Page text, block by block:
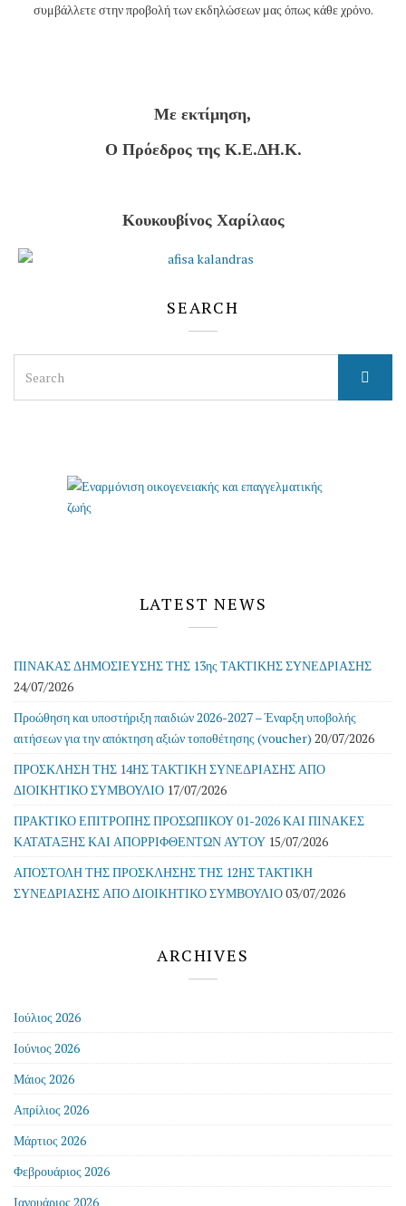
συμβάλλετε στην προβολή των εκδηλώσεων μας όπως κάθε χρόνο.
Με εκτίμηση,
Ο Πρόεδρος της Κ.Ε.ΔΗ.Κ.
Κουκουβίνος Χαρίλαος
SEARCH
for:
LATEST NEWS
ΠΙΝΑΚΑΣ ΔΗΜΟΣΙΕΥΣΗΣ ΤΗΣ 13ης ΤΑΚΤΙΚΗΣ ΣΥΝΕΔΡΙΑΣΗΣ
24/07/2026
Προώθηση και υποστήριξη παιδιών 2026-2027 – Έναρξη υποβολής
αιτήσεων για την απόκτηση αξιών τοποθέτησης (voucher) 20/07/2026
ΠΡΟΣΚΛΗΣΗ ΤΗΣ 14ΗΣ ΤΑΚΤΙΚΗ ΣΥΝΕΔΡΙΑΣΗΣ ΑΠΟ
ΔΙΟΙΚΗΤΙΚΟ ΣΥΜΒΟΥΛΙΟ 17/07/2026
ΠΡΑΚΤΙΚΟ ΕΠΙΤΡΟΠΗΣ ΠΡΟΣΩΠΙΚΟΥ 01-2026 ΚΑΙ ΠΙΝΑΚΕΣ
ΚΑΤΑΤΑΞΗΣ ΚΑΙ ΑΠΟΡΡΙΦΘΕΝΤΩΝ ΑΥΤΟΥ 15/07/2026
ΑΠΟΣΤΟΛΗ ΤΗΣ ΠΡΟΣΚΛΗΣΗΣ ΤΗΣ 12ΗΣ ΤΑΚΤΙΚΗ
ΣΥΝΕΔΡΙΑΣΗΣ ΑΠΟ ΔΙΟΙΚΗΤΙΚΟ ΣΥΜΒΟΥΛΙΟ03/07/2026
ARCHIVES
Ιούλιος 2026
Ιούνιος 2026
Μάιος 2026
Απρίλιος 2026
Μάρτιος 2026
Φεβρουάριος 2026
Ιανουάριος 2026